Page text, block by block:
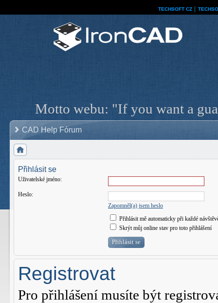
TECHSOFT CZ
Motto webu: "If you want a
CAD Help Fórum
Přihlásit se
Uživatelské jméno:
Heslo:
Zapomněl(a) jsem heslo
Přihlásit mě automaticky při každé
Skrýt můj online stav pro toto přihlášení
Registrovat
Pro přihlášení musíte být